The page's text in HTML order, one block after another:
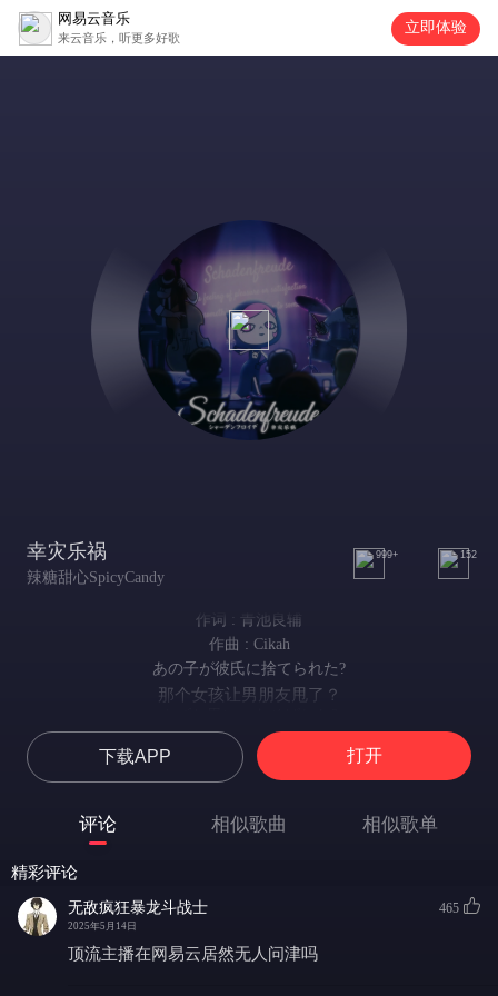
网易云音乐
来云音乐，听更多好歌
立即体验
幸灾乐祸
辣糖甜心SpicyCandy
999+ 152
作词 : 青池良辅
作曲 : Cikah
あの子が彼氏に捨てられた?
那个女孩让男朋友甩了？
那个女孩被渣男玩弄了？
お金もいっぱい貸してたの?
那个女孩还借给渣男很多钱？
我的天呐 太棒了吧
人の不幸は甘すぎる。
しゃーないんやで
下载APP 打开
评论 相似歌曲 相似歌单
精彩评论
无敌疯狂暴龙斗战士
2025年5月14日
465
顶流主播在网易云居然无人问津吗